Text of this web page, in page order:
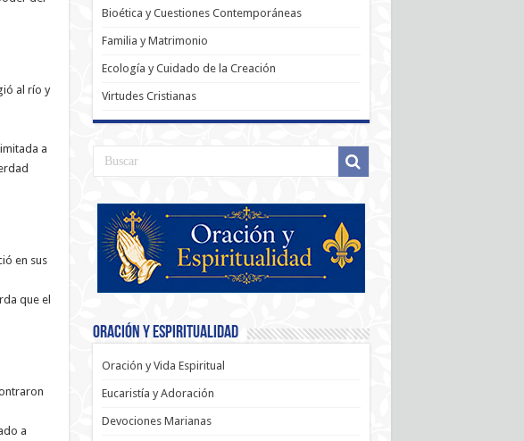
al río y
a
en sus
que el
a
Bioética y Cuestiones Contemporáneas
Familia y Matrimonio
Ecología y Cuidado de la Creación
Virtudes Cristianas
Oración y Espiritualidad
Oración y Vida Espiritual
Eucaristía y Adoración
Devociones Marianas